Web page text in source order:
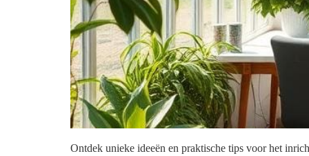
Ontdek unieke ideeën en praktische tips voor het